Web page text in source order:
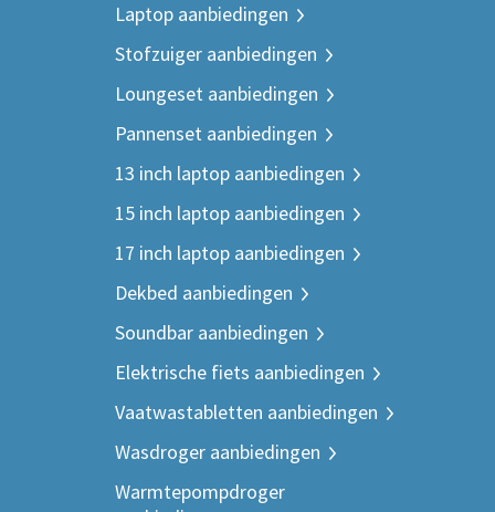
Laptop aanbiedingen
Stofzuiger aanbiedingen
Loungeset aanbiedingen
Pannenset aanbiedingen
13 inch laptop aanbiedingen
15 inch laptop aanbiedingen
17 inch laptop aanbiedingen
Dekbed aanbiedingen
Soundbar aanbiedingen
Elektrische fiets aanbiedingen
Vaatwastabletten aanbiedingen
Wasdroger aanbiedingen
Warmtepompdroger